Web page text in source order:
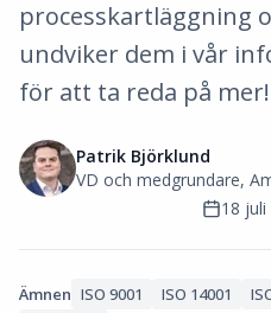
processkartläggning
undviker dem i vår
för att ta reda på mer!
Patrik Björklund
VD och medgrundare,
18 juli
Ämnen ISO 9001 ISO 14001